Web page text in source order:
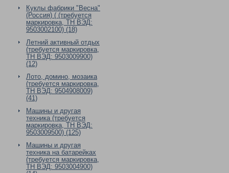
Куклы фабрики "Весна"
(Россия) ( (требуется
маркировка, ТН ВЭД:
9503002100) (18)
Летний активный отдых
(требуется маркировка,
ТН ВЭД: 9503009900)
(12)
Лото, домино, мозаика
(требуется маркировка,
ТН ВЭД: 9504908009)
(41)
Машины и другая
техника (требуется
маркировка, ТН ВЭД:
9503009500) (125)
Машины и другая
техника на батарейках
(требуется маркировка,
ТН ВЭД: 9503004900)